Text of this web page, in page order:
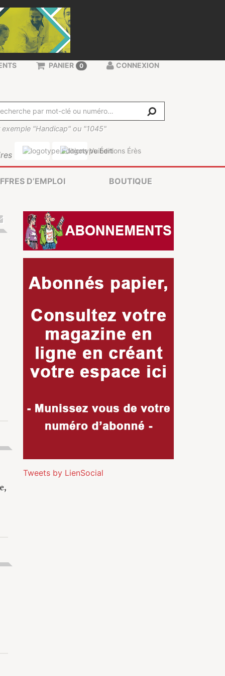
exemple "Handicap" ou "1045"
PANIER 0 CONNEXION
D’EMPLOI BOUTIQUE
Tweets by LienSocial